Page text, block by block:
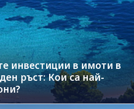
инвестиции в имоти в
ръст: Кои са най-